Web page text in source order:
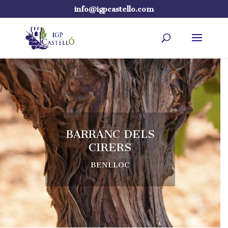
info@igpcastello.com
BARRANC DELS
CIRERS
BENLLOC